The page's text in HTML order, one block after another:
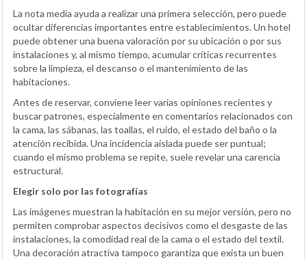
La nota media ayuda a realizar una primera selección, pero puede
ocultar diferencias importantes entre establecimientos. Un hotel
puede obtener una buena valoración por su ubicación o por sus
instalaciones y, al mismo tiempo, acumular críticas recurrentes
sobre la limpieza, el descanso o el mantenimiento de las
habitaciones.
Antes de reservar, conviene leer varias opiniones recientes y
buscar patrones, especialmente en comentarios relacionados con
la cama, las sábanas, las toallas, el ruido, el estado del baño o la
atención recibida. Una incidencia aislada puede ser puntual;
cuando el mismo problema se repite, suele revelar una carencia
estructural.
Elegir solo por las fotografías
Las imágenes muestran la habitación en su mejor versión, pero no
permiten comprobar aspectos decisivos como el desgaste de las
instalaciones, la comodidad real de la cama o el estado del textil.
Una decoración atractiva tampoco garantiza que exista un buen